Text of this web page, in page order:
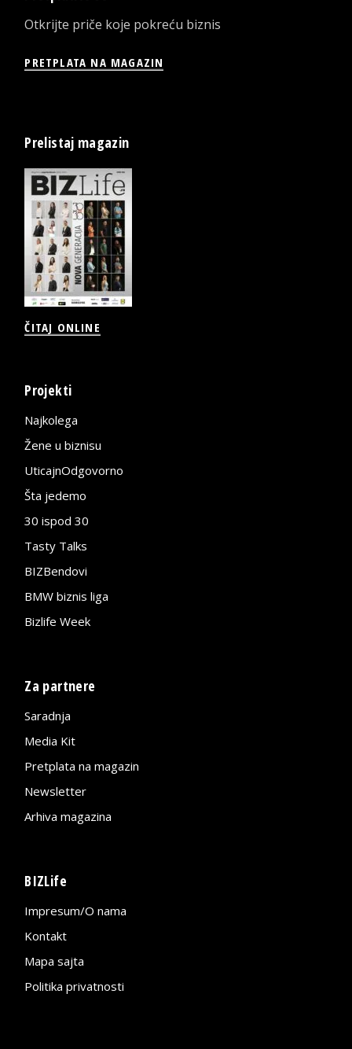
Otkrijte priče koje pokreću biznis
PRETPLATA NA MAGAZIN
Prelistaj magazin
ČITAJ ONLINE
Projekti
Najkolega
Žene u biznisu
UticajnOdgovorno
Šta jedemo
30 ispod 30
Tasty Talks
BIZBendovi
BMW biznis liga
Bizlife Week
Za partnere
Saradnja
Media Kit
Pretplata na magazin
Newsletter
Arhiva magazina
BIZLife
Impresum/O nama
Kontakt
Mapa sajta
Politika privatnosti